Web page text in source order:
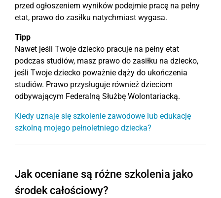
przed ogłoszeniem wyników podejmie pracę na pełny
etat, prawo do zasiłku natychmiast wygasa.
Tipp
Nawet jeśli Twoje dziecko pracuje na pełny etat
podczas studiów, masz prawo do zasiłku na dziecko,
jeśli Twoje dziecko poważnie dąży do ukończenia
studiów. Prawo przysługuje również dzieciom
odbywającym Federalną Służbę Wolontariacką.
Kiedy uznaje się szkolenie zawodowe lub edukację
szkolną mojego pełnoletniego dziecka?
Jak oceniane są różne szkolenia jako
środek całościowy?